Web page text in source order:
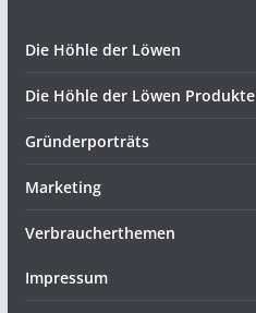
Die Höhle der Löwen
Die Höhle der Löwen Produkte
Gründerporträts
Marketing
Verbraucherthemen
Impressum